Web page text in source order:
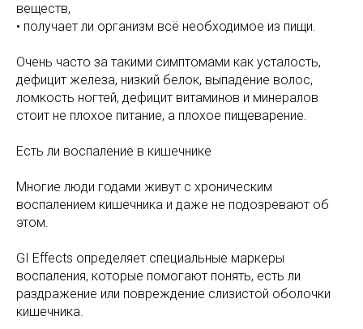
веществ,
• получает ли организм всё необходимое из пищи.
Очень часто за такими симптомами как усталость,
дефицит железа, низкий белок, выпадение волос,
ломкость ногтей, дефицит витаминов и минералов
стоит не плохое питание, а плохое пищеварение.
Есть ли воспаление в кишечнике
Многие люди годами живут с хроническим
воспалением кишечника и даже не подозревают об
этом.
GI Effects определяет специальные маркеры
воспаления, которые помогают понять, есть ли
раздражение или повреждение слизистой оболочки
кишечника.